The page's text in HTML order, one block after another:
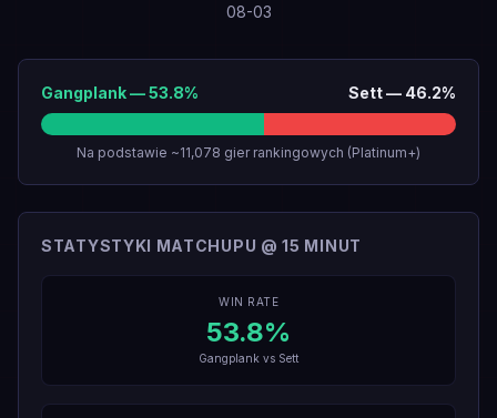
08-03
Gangplank—53.8% Sett— 46.2%
Na podstawie ~11,078 gier rankingowych (Platinum+)
STATYSTYKI MATCHUPU @ 15 MINUT
WIN RATE
53.8%
Gangplank vs Sett